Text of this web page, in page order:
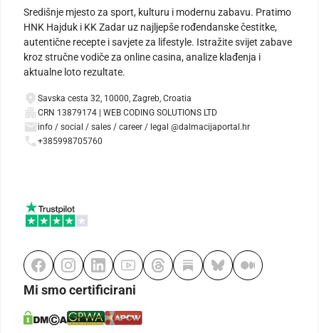
Središnje mjesto za sport, kulturu i modernu zabavu. Pratimo
HNK Hajduk i KK Zadar uz najljepše rođendanske čestitke,
autentične recepte i savjete za lifestyle. Istražite svijet zabave
kroz stručne vodiče za online casina, analize klađenja i
aktualne loto rezultate.
Savska cesta 32, 10000, Zagreb, Croatia
CRN 13879174 | WEB CODING SOLUTIONS LTD
info / social / sales / career / legal @dalmacijaportal.hr
+385998705760
Mi smo certificirani